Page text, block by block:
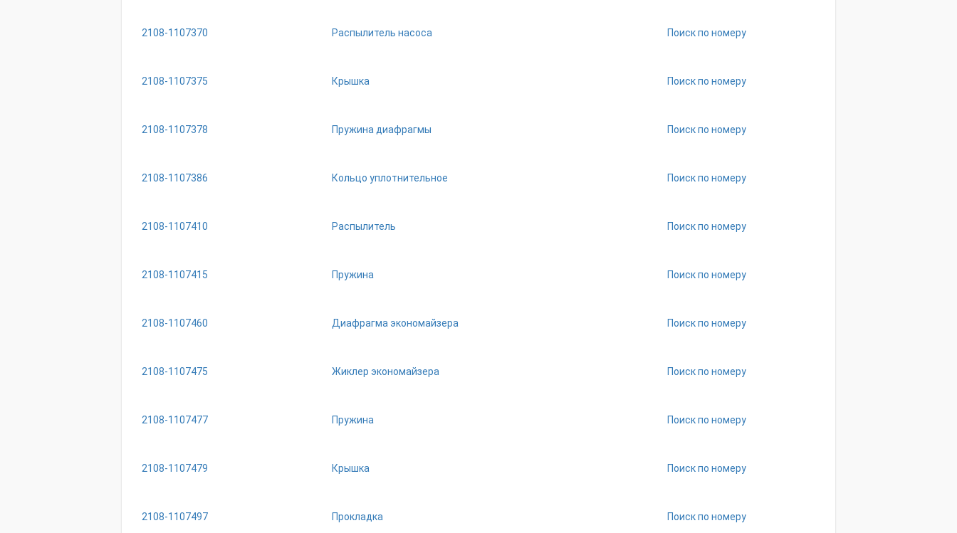
2108-1107370 Распылитель насоса Поиск по номеру
2108-1107375 Крышка Поиск по номеру
2108-1107378 Пружина диафрагмы Поиск по номеру
2108-1107386 Кольцо уплотнительное Поиск по номеру
2108-1107410 Распылитель Поиск по номеру
2108-1107415 Пружина Поиск по номеру
2108-1107460 Диафрагма экономайзера Поиск по номеру
2108-1107475 Жиклер экономайзера Поиск по номеру
2108-1107477 Пружина Поиск по номеру
2108-1107479 Крышка Поиск по номеру
2108-1107497 Прокладка Поиск по номеру